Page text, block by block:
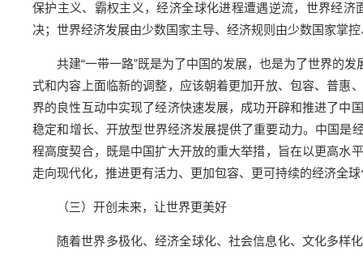
保护主义、霸权主义，经济全球化进程遭遇逆流，世界经
决；世界经济发展由少数国家主导、经济规则由少数国家掌
共建“一带一路”既是为了中国的发展，也是为了世界的
式和内容上面临新的调整，应该朝着更加开放、包容、普惠
界的良性互动中实现了经济快速发展，成功开辟和推进了中
稳定和增长、开放型世界经济发展提供了重要动力。中国是
程高度契合，既是中国扩大开放的重大举措，旨在以更高水
走向现代化，推进更有活力、更加包容、更可持续的经济全
（三）开创未来，让世界更美好
随着世界多极化、经济全球化、社会信息化、文化多样